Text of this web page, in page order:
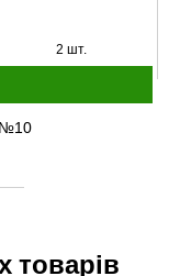
2 шт.
№10
товарів